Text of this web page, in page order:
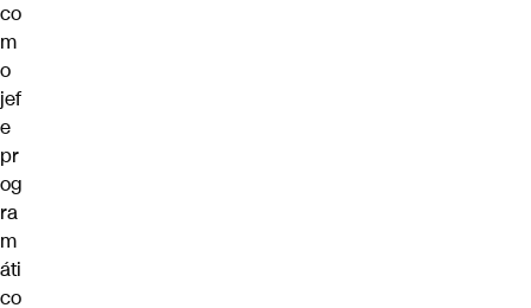
co
m
o
jef
e
pr
og
ra
m
áti
co